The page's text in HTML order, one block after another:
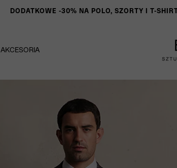
DODATKOWE -30% NA POLO, SZORTY I T-
AKCESORIA